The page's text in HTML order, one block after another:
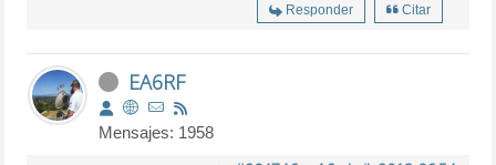
Responder Citar
EA6RF
Mensajes: 1958